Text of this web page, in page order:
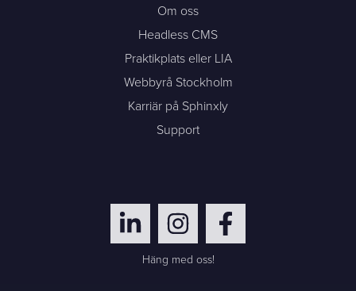
Om oss
Headless CMS
Praktikplats eller LIA
Webbyrå Stockholm
Karriär på Sphinxly
Support
Häng med oss!